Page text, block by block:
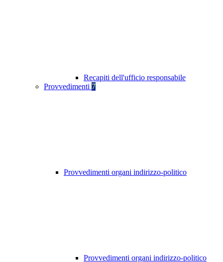
Recapiti dell'ufficio responsabile
Provvedimenti 7
Provvedimenti organi indirizzo-politico
Provvedimenti organi indirizzo-politico